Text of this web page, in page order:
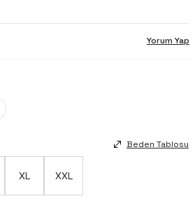
Yorum Yap
Beden Tablosu
XL XXL